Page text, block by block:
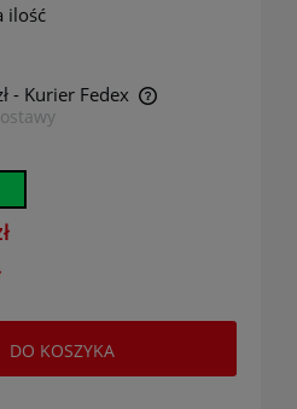
ilość
- Kurier Fedex
kosztów płatności
DO KOSZYKA